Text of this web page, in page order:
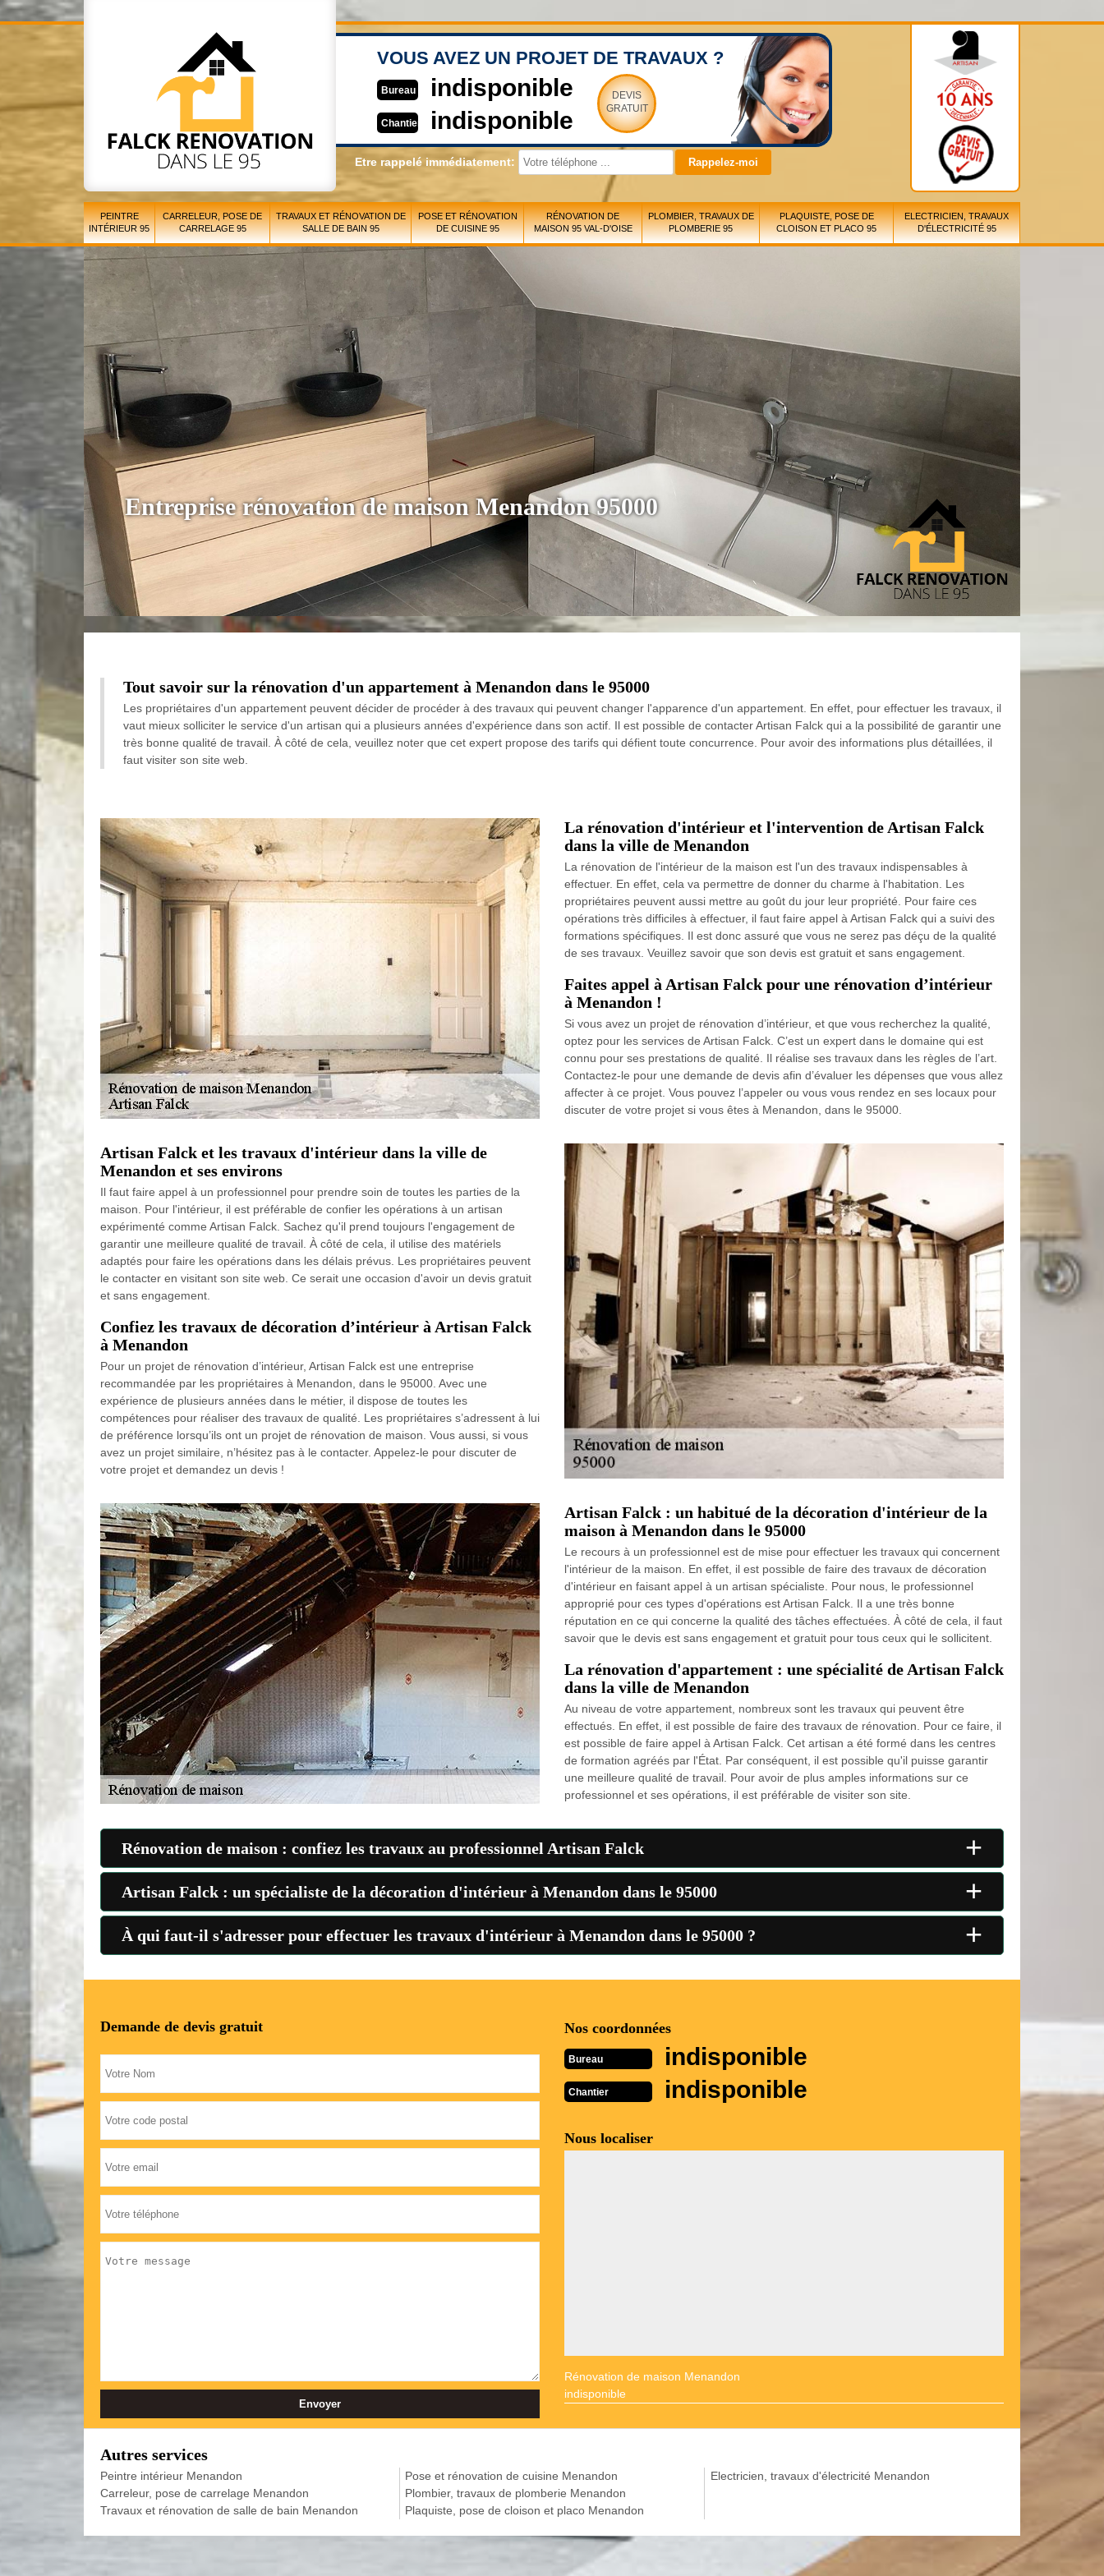
VOUS AVEZ UN PROJET DE TRAVAUX ?
Bureau indisponible
Chantier indisponible
DEVIS
GRATUIT
Etre rappelé immédiatement:
PEINTRE
INTÉRIEUR 95
CARRELEUR, POSE DE
CARRELAGE 95
TRAVAUX ET RÉNOVATION DE
SALLE DE BAIN 95
POSE ET RÉNOVATION
DE CUISINE 95
RÉNOVATION DE
MAISON 95 VAL-D'OISE
PLOMBIER, TRAVAUX DE
PLOMBERIE 95
PLAQUISTE, POSE DE
CLOISON ET PLACO 95
ELECTRICIEN, TRAVAUX
D'ÉLECTRICITÉ 95
Entreprise rénovation de maison Menandon 95000
Tout savoir sur la rénovation d'un appartement à Menandon dans le 95000
Les propriétaires d'un appartement peuvent décider de procéder à des travaux qui peuvent changer l'apparence d'un appartement. En effet, pour effectuer les travaux, il
vaut mieux solliciter le service d'un artisan qui a plusieurs années d'expérience dans son actif. Il est possible de contacter Artisan Falck qui a la possibilité de garantir une
très bonne qualité de travail. À côté de cela, veuillez noter que cet expert propose des tarifs qui défient toute concurrence. Pour avoir des informations plus détaillées, il
faut visiter son site web.
La rénovation d'intérieur et l'intervention de Artisan Falck
dans la ville de Menandon
La rénovation de l'intérieur de la maison est l'un des travaux indispensables à
effectuer. En effet, cela va permettre de donner du charme à l'habitation. Les
propriétaires peuvent aussi mettre au goût du jour leur propriété. Pour faire ces
opérations très difficiles à effectuer, il faut faire appel à Artisan Falck qui a suivi des
formations spécifiques. Il est donc assuré que vous ne serez pas déçu de la qualité
de ses travaux. Veuillez savoir que son devis est gratuit et sans engagement.
Faites appel à Artisan Falck pour une rénovation d’intérieur
à Menandon !
Si vous avez un projet de rénovation d’intérieur, et que vous recherchez la qualité,
optez pour les services de Artisan Falck. C’est un expert dans le domaine qui est
connu pour ses prestations de qualité. Il réalise ses travaux dans les règles de l’art.
Contactez-le pour une demande de devis afin d’évaluer les dépenses que vous allez
affecter à ce projet. Vous pouvez l’appeler ou vous vous rendez en ses locaux pour
discuter de votre projet si vous êtes à Menandon, dans le 95000.
Artisan Falck et les travaux d'intérieur dans la ville de
Menandon et ses environs
Il faut faire appel à un professionnel pour prendre soin de toutes les parties de la
maison. Pour l'intérieur, il est préférable de confier les opérations à un artisan
expérimenté comme Artisan Falck. Sachez qu'il prend toujours l'engagement de
garantir une meilleure qualité de travail. À côté de cela, il utilise des matériels
adaptés pour faire les opérations dans les délais prévus. Les propriétaires peuvent
le contacter en visitant son site web. Ce serait une occasion d'avoir un devis gratuit
et sans engagement.
Confiez les travaux de décoration d’intérieur à Artisan Falck
à Menandon
Pour un projet de rénovation d’intérieur, Artisan Falck est une entreprise
recommandée par les propriétaires à Menandon, dans le 95000. Avec une
expérience de plusieurs années dans le métier, il dispose de toutes les
compétences pour réaliser des travaux de qualité. Les propriétaires s’adressent à lui
de préférence lorsqu’ils ont un projet de rénovation de maison. Vous aussi, si vous
avez un projet similaire, n’hésitez pas à le contacter. Appelez-le pour discuter de
votre projet et demandez un devis !
Artisan Falck : un habitué de la décoration d'intérieur de la
maison à Menandon dans le 95000
Le recours à un professionnel est de mise pour effectuer les travaux qui concernent
l'intérieur de la maison. En effet, il est possible de faire des travaux de décoration
d'intérieur en faisant appel à un artisan spécialiste. Pour nous, le professionnel
approprié pour ces types d'opérations est Artisan Falck. Il a une très bonne
réputation en ce qui concerne la qualité des tâches effectuées. À côté de cela, il faut
savoir que le devis est sans engagement et gratuit pour tous ceux qui le sollicitent.
La rénovation d'appartement : une spécialité de Artisan Falck
dans la ville de Menandon
Au niveau de votre appartement, nombreux sont les travaux qui peuvent être
effectués. En effet, il est possible de faire des travaux de rénovation. Pour ce faire, il
est possible de faire appel à Artisan Falck. Cet artisan a été formé dans les centres
de formation agréés par l'État. Par conséquent, il est possible qu'il puisse garantir
une meilleure qualité de travail. Pour avoir de plus amples informations sur ce
professionnel et ses opérations, il est préférable de visiter son site.
Rénovation de maison : confiez les travaux au professionnel Artisan Falck +
Artisan Falck : un spécialiste de la décoration d'intérieur à Menandon dans le 95000 +
À qui faut-il s'adresser pour effectuer les travaux d'intérieur à Menandon dans le 95000 ? +
Demande de devis gratuit Nos coordonnées
Bureau indisponible
Chantier indisponible
Nous localiser
Rénovation de maison Menandon
indisponible
Autres services
Peintre intérieur Menandon
Carreleur, pose de carrelage Menandon
Travaux et rénovation de salle de bain Menandon
Pose et rénovation de cuisine Menandon
Plombier, travaux de plomberie Menandon
Plaquiste, pose de cloison et placo Menandon
Electricien, travaux d'électricité Menandon